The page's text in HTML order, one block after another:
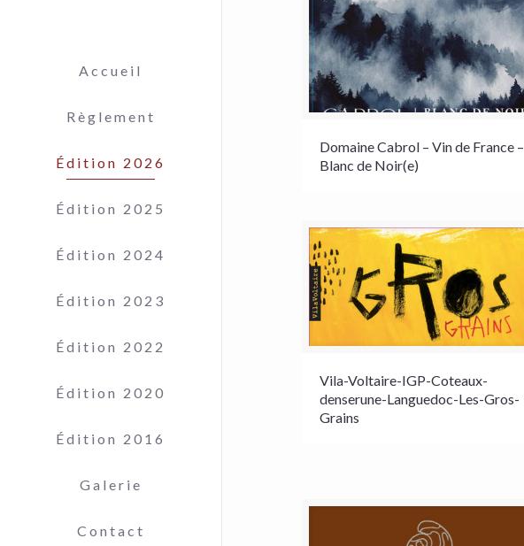
Accueil
Règlement
Édition 2026
Édition 2025
Édition 2024
Édition 2023
Édition 2022
Édition 2020
Édition 2016
Galerie
Contact
Domaine Cabrol – Vin de France –
Blanc de Noir(e)
Vila-Voltaire-IGP-Coteaux-
denserune-Languedoc-Les-Gros-
Grains